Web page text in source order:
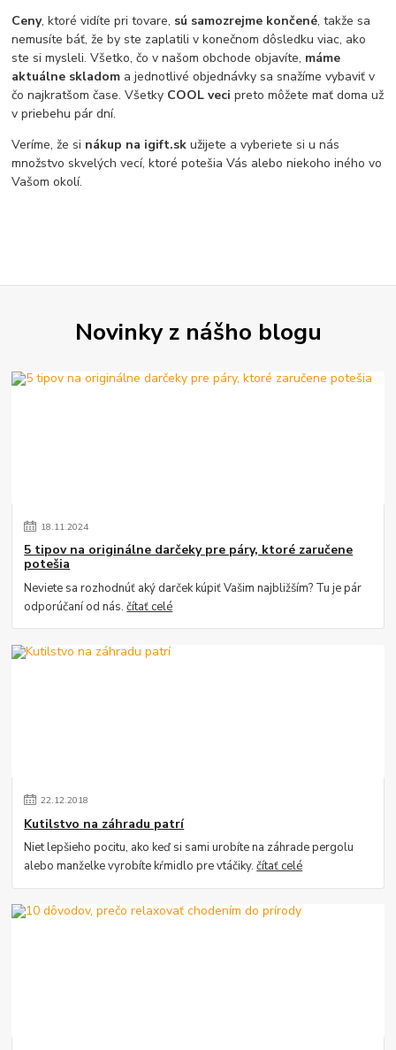
Ceny, ktoré vidíte pri tovare, sú samozrejme končené, takže sa
nemusíte báť, že by ste zaplatili v konečnom dôsledku viac, ako
ste si mysleli. Všetko, čo v našom obchode objavíte, máme
aktuálne skladom a jednotlivé objednávky sa snažíme vybaviť v
čo najkratšom čase. Všetky COOL veci preto môžete mať doma už
v priebehu pár dní.
Veríme, že si nákup na igift.sk užijete a vyberiete si u nás
množstvo skvelých vecí, ktoré potešia Vás alebo niekoho iného vo
Vašom okolí.
Novinky z nášho blogu
18.11.2024
5 tipov na originálne darčeky pre páry, ktoré zaručene
potešia
Neviete sa rozhodnúť aký darček kúpiť Vašim najbližším? Tu je pár
odporúčaní od nás.čítať celé
22.12.2018
Kutilstvo na záhradu patrí
Niet lepšieho pocitu, ako keď si sami urobíte na záhrade pergolu
alebo manželke vyrobíte kŕmidlo pre vtáčiky.čítať celé